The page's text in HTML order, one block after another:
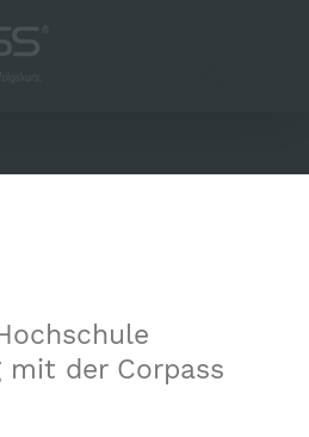
mit der Corpass